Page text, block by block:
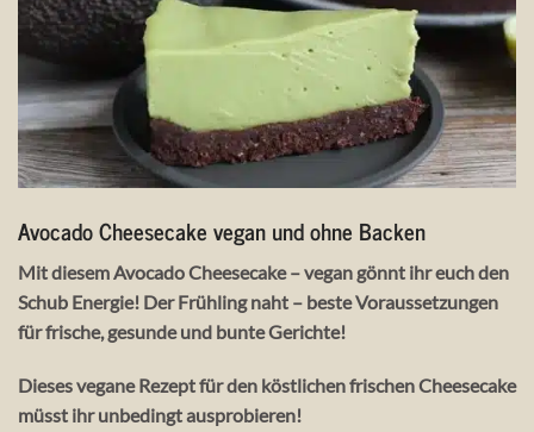
Avocado Cheesecake vegan und ohne Backen
Mit diesem Avocado Cheesecake – vegan gönnt ihr euch den
Schub Energie! Der Frühling naht – beste Voraussetzungen
für frische, gesunde und bunte Gerichte!
Dieses vegane Rezept für den köstlichen frischen Cheesecake
müsst ihr unbedingt ausprobieren!